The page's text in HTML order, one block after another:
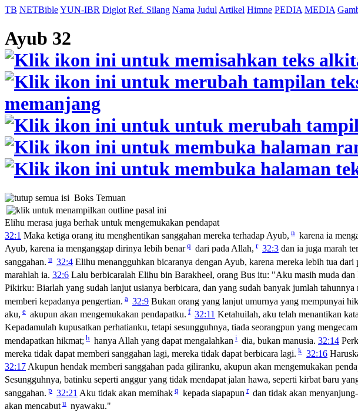
TB NETBibleYUN-IBR Diglot Ref. Silang Nama Judul Artikel Himne PEDIA MEDIA
Ayub 32
Boks Temuan
Elihu merasa juga berhak untuk mengemukakan pendapat
32:1 Maka ketiga orang itu menghentikan sanggahan mereka terhadap Ayub, n karena ia
Ayub, karena ia menganggap dirinya lebih benar q dari pada Allah, r 32:3 dan ia juga marah
sanggahan. u 32:4 Elihu menangguhkan bicaranya dengan Ayub, karena mereka lebih tua dari
marahlah ia. 32:6 Lalu berbicaralah Elihu bin Barakheel, orang Bus itu: "Aku masih muda dan
Pikirku: Biarlah yang sudah lanjut usianya berbicara, dan yang sudah banyak jumlah tahunnya
memberi kepadanya pengertian. a 32:9 Bukan orang yang lanjut umurnya yang mempunyai
aku, e akupun akan mengemukakan pendapatku. f 32:11 Ketahuilah, aku telah menantikan
Kepadamulah kupusatkan perhatianku, tetapi sesungguhnya, tiada seorangpun yang
mendapatkan hikmat; h hanya Allah yang dapat mengalahkan i dia, bukan manusia. 32:14
mereka tidak dapat memberi sanggahan lagi, mereka tidak dapat berbicara lagi. k 32:16
32:17Akupun hendak memberi sanggahan pada giliranku, akupun akan mengemukakan
Sesungguhnya, batinku seperti anggur yang tidak mendapat jalan hawa, seperti kirbat baru
sanggahan. p 32:21 Aku tidak akan memihak q kepada siapapun r dan tidak akan
akan mencabut u nyawaku."